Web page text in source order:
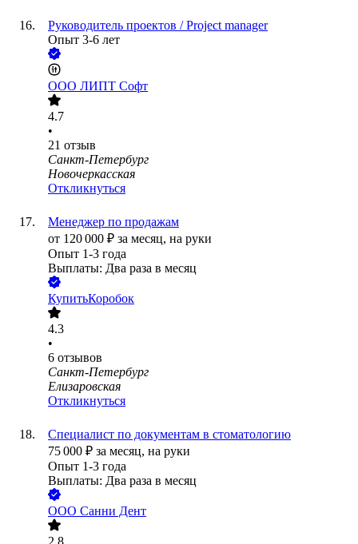
Руководитель проектов / Project manager
Опыт 3-6 лет
ООО ЛИПТ Софт
4.7
•
21 отзыв
Санкт-Петербург
Новочеркасская
Откликнуться
Менеджер по продажам
от 120 000 ₽ за месяц, на руки
Опыт 1-3 года
Выплаты: Два раза в месяц
КупитьКоробок
4.3
•
6 отзывов
Санкт-Петербург
Елизаровская
Откликнуться
Специалист по документам в стоматологию
75 000 ₽ за месяц, на руки
Опыт 1-3 года
Выплаты: Два раза в месяц
ООО Санни Дент